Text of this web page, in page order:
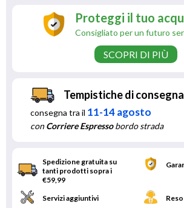
Proteggi il tuo
Consigliato per un futuro
SCOPRI DI PIÙ
Tempistiche di consegna
consegna tra il 11-14 agosto
conCorriere Espressobordo strada
Spedizione gratuita su
tanti prodotti sopra i
€59,99
Servizi aggiuntivi